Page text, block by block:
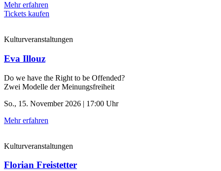
Mehr erfahren
Tickets kaufen
Kulturveranstaltungen
Eva Illouz
Do we have the Right to be Offended?
Zwei Modelle der Meinungsfreiheit
So., 15. November 2026 | 17:00 Uhr
Mehr erfahren
Kulturveranstaltungen
Florian Freistetter